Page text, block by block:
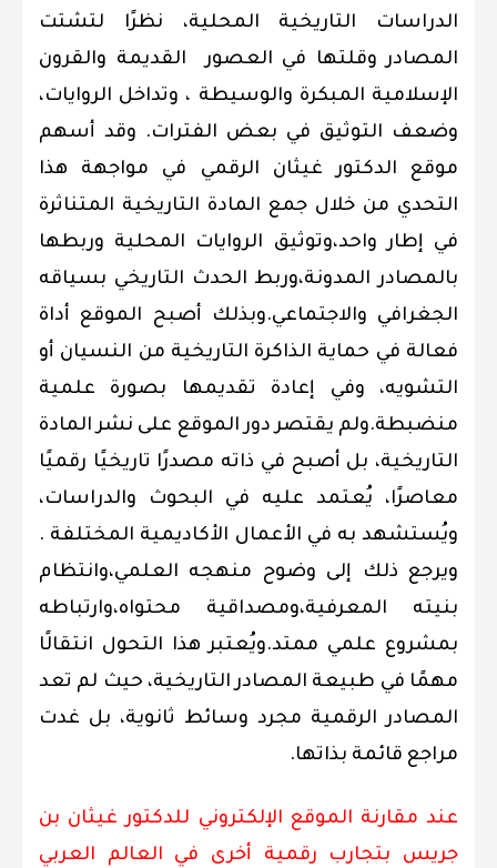
الدراسات التاريخية المحلية، نظرًا لتشتت
المصادر وقلتها في العصور القديمة والقرون
الإسلامية المبكرة والوسيطة ، وتداخل الروايات،
وضعف التوثيق في بعض الفترات. وقد أسهم
موقع الدكتور غيثان الرقمي في مواجهة هذا
التحدي من خلال جمع المادة التاريخية المتناثرة
في إطار واحد،وتوثيق الروايات المحلية وربطها
بالمصادر المدونة،وربط الحدث التاريخي بسياقه
الجغرافي والاجتماعي.وبذلك أصبح الموقع أداة
فعالة في حماية الذاكرة التاريخية من النسيان أو
التشويه، وفي إعادة تقديمها بصورة علمية
منضبطة.ولم يقتصر دور الموقع على نشر المادة
التاريخية، بل أصبح في ذاته مصدرًا تاريخيًا رقميًا
معاصرًا، يُعتمد عليه في البحوث والدراسات،
ويُستشهد به في الأعمال الأكاديمية المختلفة .
ويرجع ذلك إلى وضوح منهجه العلمي،وانتظام
بنيته المعرفية،ومصداقية محتواه،وارتباطه
بمشروع علمي ممتد.ويُعتبر هذا التحول انتقالًا
مهمًا في طبيعة المصادر التاريخية، حيث لم تعد
المصادر الرقمية مجرد وسائط ثانوية، بل غدت
مراجع قائمة بذاتها.
عند مقارنة الموقع الإلكتروني للدكتور غيثان بن
جريس بتجارب رقمية أخرى في العالم العربي